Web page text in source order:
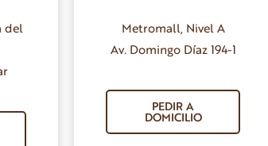
del
Metromall, Nivel A
Av. Domingo Díaz 194-1
PEDIR A
DOMICILIO